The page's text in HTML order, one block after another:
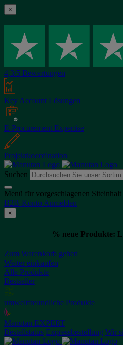
×
4,3/5 Bewertungen
Key Account Lösungen
E-Procurement Expertise
Projektkoordination
Suchen
Menü für vorgeschlagenen
B2B-Konto Anmelden
×
% neue Produkte:
Zum Warenkorb gehen
Weiter einkaufen
Alle Produkte
Bestseller
umweltfreundliche Produkte
Manutan EXPERT
Bestellstatus Expressbestellung Wir